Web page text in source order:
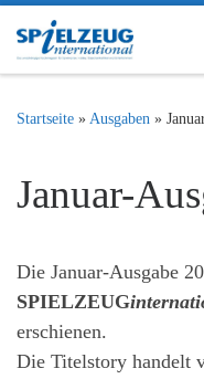
Zum Inhalt springen
Startseite » Ausgaben »
Januar-
Die Januar-Ausgabe
SPIELZEUG
erschienen.
Die Titelstory handelt